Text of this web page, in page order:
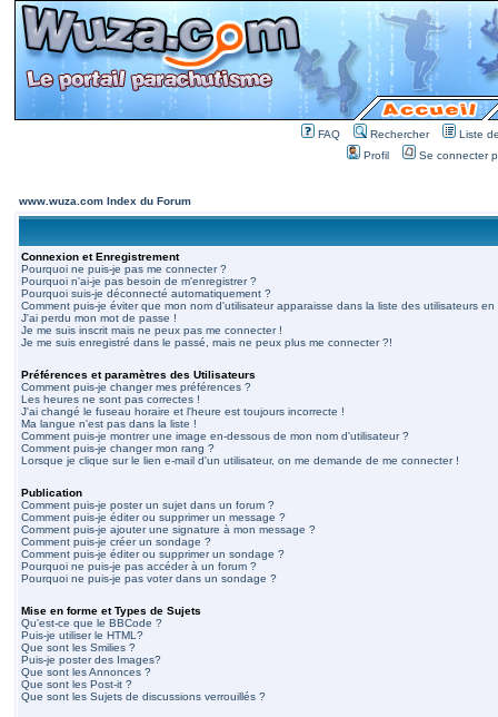
FAQ Rechercher
Liste
Profil
Se connecter
www.wuza.com Index du Forum
Connexion et Enregistrement
Pourquoi ne puis-je pas me connecter ?
Pourquoi n'ai-je pas besoin de m'enregistrer ?
Pourquoi suis-je déconnecté automatiquement ?
Comment puis-je éviter que mon nom d'utilisateur apparaisse dans la liste des utilisateurs en
J'ai perdu mon mot de passe !
Je me suis inscrit mais ne peux pas me connecter !
Je me suis enregistré dans le passé, mais ne peux plus me connecter ?!
Préférences et paramètres des Utilisateurs
Comment puis-je changer mes préférences ?
Les heures ne sont pas correctes !
J'ai changé le fuseau horaire et l'heure est toujours incorrecte !
Ma langue n'est pas dans la liste !
Comment puis-je montrer une image en-dessous de mon nom d'utilisateur ?
Comment puis-je changer mon rang ?
Lorsque je clique sur le lien e-mail d'un utilisateur, on me demande de me connecter !
Publication
Comment puis-je poster un sujet dans un forum ?
Comment puis-je éditer ou supprimer un message ?
Comment puis-je ajouter une signature à mon message ?
Comment puis-je créer un sondage ?
Comment puis-je éditer ou supprimer un sondage ?
Pourquoi ne puis-je pas accéder à un forum ?
Pourquoi ne puis-je pas voter dans un sondage ?
Mise en forme et Types de Sujets
Qu'est-ce que le BBCode ?
Puis-je utiliser le HTML?
Que sont les Smilies ?
Puis-je poster des Images?
Que sont les Annonces ?
Que sont les Post-it ?
Que sont les Sujets de discussions verrouillés ?